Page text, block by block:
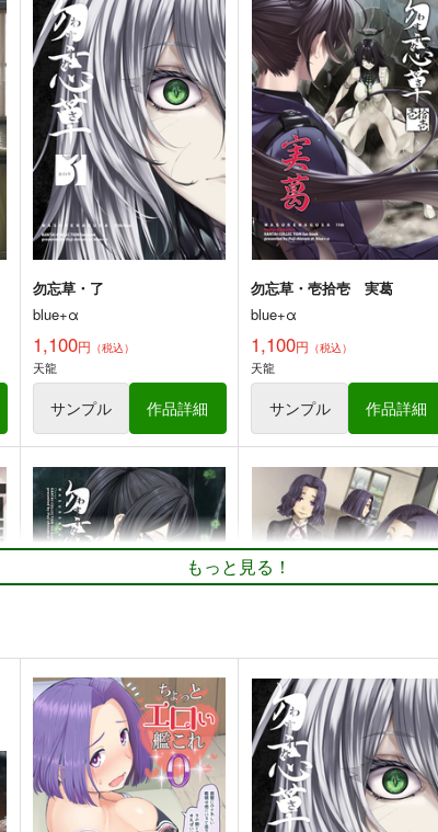
サンプル カート サンプル カート
勿忘草・全集
blue+α
2,500 円（税込）
艦隊これくしょん-艦これ-
天龍
龍田
川内
サンプル カート
GATO class LOVE 2
blue+α
550 円（税込）
艦隊これくしょん-艦これ-
Dace
Wahoo Drum
サンプル カート
勿忘草・了
blue+α
1,100円（税込）
艦隊これくしょん-艦これ-
天龍
加賀
明石
サンプル カート
アメリ艦水着時報
blue+α
550円（税込）
艦隊これくしょん-艦これ-
アトランタ
サラトガ ヘレナ
サンプル カート
艦隊これくしょん-艦これ-
天龍
明石
サンプル カート
勿忘草・玖 黒百合（下）
艦隊これくしょん-艦これ-
天龍
龍田
日向
サンプル カート
勿忘草・了
blue+α
1,100円 （税込）
天龍
サンプル 作品詳細
勿忘草・壱拾壱 実葛
blue+α
1,100円 （税込）
天龍
サンプル 作品詳細
勿忘草・陸 白詰草
blue+α
220 （税込）
勿忘草・参 天竺葵
blue+α
220円（税込）
もっと見る！